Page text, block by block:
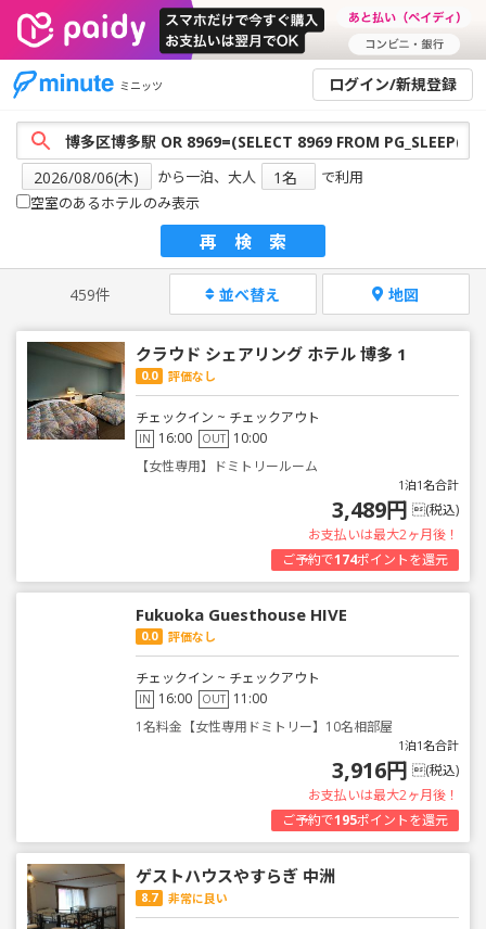
ミニッツ ログイン/新規登録
から一泊、大人
で利用
空室のあるホテルのみ表示
再検索
459件 並べ替え 地図
クラウド シェアリング ホテル 博多 1
0.0 評価なし
チェックイン ~ チェックアウト
IN 16:00 OUT 10:00
【女性専用】ドミトリールーム
1泊1名合計
3,489円 (税込)
お支払いは最大2ヶ月後！
ご予約で174ポイントを還元
Fukuoka Guesthouse HIVE
0.0 評価なし
チェックイン ~ チェックアウト
IN 16:00 OUT 11:00
1名料金【女性専用ドミトリー】10名相部屋
1泊1名合計
3,916円 (税込)
お支払いは最大2ヶ月後！
ご予約で195ポイントを還元
ゲストハウスやすらぎ 中洲
8.7 非常に良い